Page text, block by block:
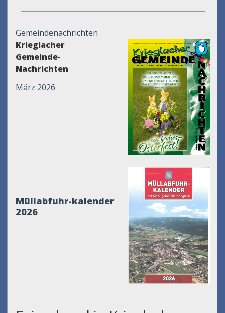
Gemeindenachrichten
Krieglacher
Gemeinde-
Nachrichten
März 2026
Müllabfuhr-kalender
2026